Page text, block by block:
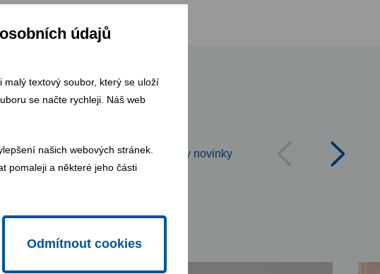
údajů
textový soubor, který se uloží
se načte rychleji. Náš web
našich webových stránek.
pomaleji a některé jeho části
Odmítnout cookies
Všechny novinky